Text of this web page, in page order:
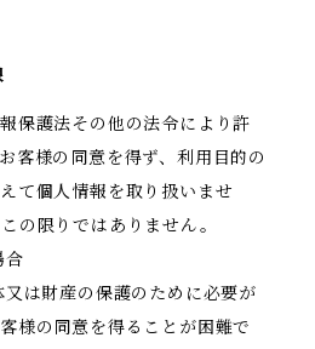
保護法その他の法令により許
客様の同意を得ず、利用目的の
て個人情報を取り扱いませ
の限りではありません。
合
又は財産の保護のために必要が
様の同意を得ることが困難で